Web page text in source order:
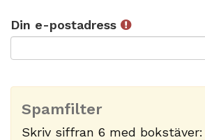
Din e-postadress
Spamfilter
Skriv siffran 6 med bokstäver: